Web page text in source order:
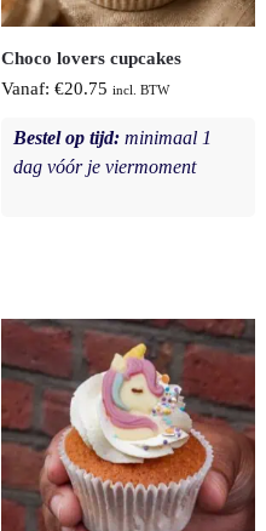
Choco lovers cupcakes
Vanaf:€20.75 incl. BTW
Bestel op tijd: minimaal 1
dag vóór je viermoment